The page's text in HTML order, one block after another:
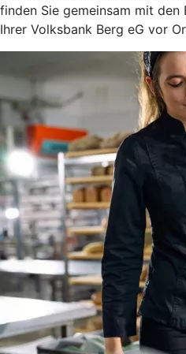
finden Sie gemeinsam mit den
Ihrer Volksbank Berg eG vor